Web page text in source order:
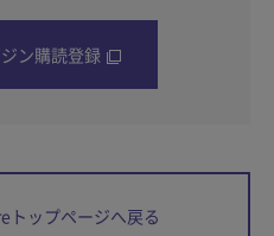
ン購読登録
トップページへ戻る